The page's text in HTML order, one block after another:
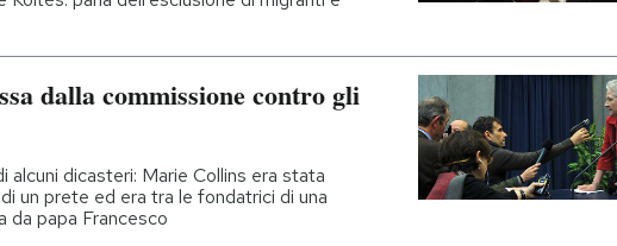
dalla commissione contro gli
alcuni dicasteri: Marie Collins era stata
un prete ed era tra le fondatrici di una
da papa Francesco